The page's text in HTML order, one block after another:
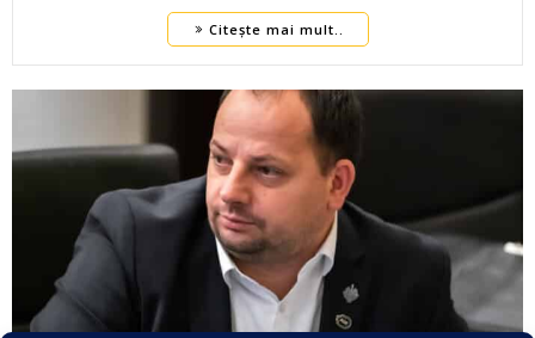
Citește mai mult..